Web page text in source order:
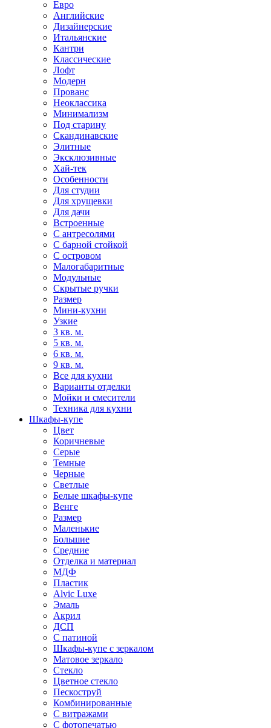
Евро
Английские
Дизайнерские
Итальянские
Кантри
Классические
Лофт
Модерн
Прованс
Неоклассика
Минимализм
Под старину
Скандинавские
Элитные
Эксклюзивные
Хай-тек
Особенности
Для студии
Для хрущевки
Для дачи
Встроенные
С антресолями
С барной стойкой
С островом
Малогабаритные
Модульные
Скрытые ручки
Размер
Мини-кухни
Узкие
3 кв. м.
5 кв. м.
6 кв. м.
9 кв. м.
Все для кухни
Варианты отделки
Мойки и смесители
Техника для кухни
Шкафы-купе
Цвет
Коричневые
Серые
Темные
Черные
Светлые
Белые шкафы-купе
Венге
Размер
Маленькие
Большие
Средние
Отделка и материал
МДФ
Пластик
Alvic Luxe
Эмаль
Акрил
ДСП
С патиной
Шкафы-купе с зеркалом
Матовое зеркало
Стекло
Цветное стекло
Пескоструй
Комбинированные
С витражами
С фотопечатью